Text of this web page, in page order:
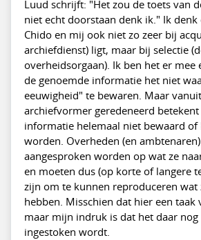
Luud schrijft: "Het zou de toets van
niet echt doorstaan denk ik." Ik denk
Chido en mij ook niet zo zeer bij
archiefdienst) ligt, maar bij selectie
overheidsorgaan). Ik ben het er mee
de genoemde informatie het niet
eeuwigheid" te bewaren. Maar
archiefvormer geredeneerd
informatie helemaal niet bewaard of
worden. Overheden (en
aangesproken worden op wat ze
en moeten dus (op korte of langere
zijn om te kunnen reproduceren wat
hebben. Misschien dat hier een taak
maar mijn indruk is dat het daar
ingestoken wordt.